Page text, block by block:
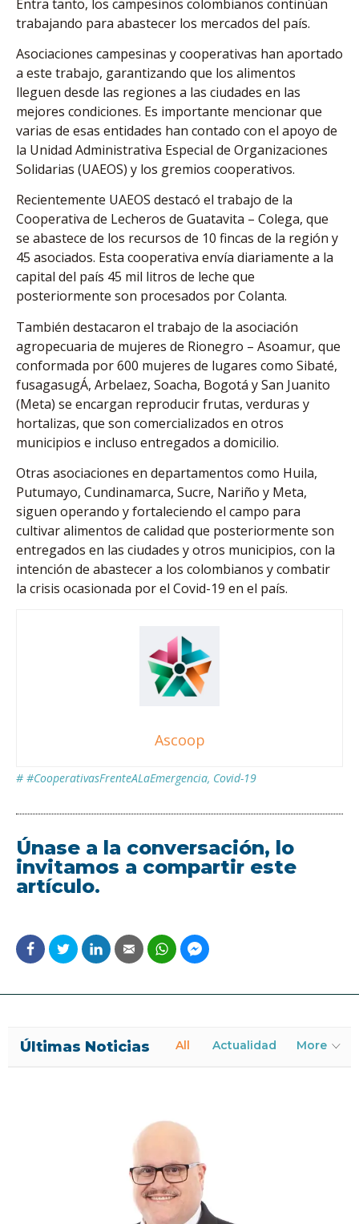
Entra tanto, los campesinos colombianos continúan
trabajando para abastecer los mercados del país.
Asociaciones campesinas y cooperativas han aportado
a este trabajo, garantizando que los alimentos
lleguen desde las regiones a las ciudades en las
mejores condiciones. Es importante mencionar que
varias de esas entidades han contado con el apoyo de
la Unidad Administrativa Especial de Organizaciones
Solidarias (UAEOS) y los gremios cooperativos.
Recientemente UAEOS destacó el trabajo de la
Cooperativa de Lecheros de Guatavita – Colega, que
se abastece de los recursos de 10 fincas de la región y
45 asociados. Esta cooperativa envía diariamente a la
capital del país 45 mil litros de leche que
posteriormente son procesados por Colanta.
También destacaron el trabajo de la asociación
agropecuaria de mujeres de Rionegro – Asoamur, que
conformada por 600 mujeres de lugares como Sibaté,
fusagasugÁ, Arbelaez, Soacha, Bogotá y San Juanito
(Meta) se encargan reproducir frutas, verduras y
hortalizas, que son comercializados en otros
municipios e incluso entregados a domicilio.
Otras asociaciones en departamentos como Huila,
Putumayo, Cundinamarca, Sucre, Nariño y Meta,
siguen operando y fortaleciendo el campo para
cultivar alimentos de calidad que posteriormente son
entregados en las ciudades y otros municipios, con la
intención de abastecer a los colombianos y combatir
la crisis ocasionada por el Covid-19 en el país.
Ascoop
# #CooperativasFrenteALaEmergencia, Covid-19
Únase a la conversación, lo
invitamos a compartir este
artículo.
Últimas Noticias All Actualidad More